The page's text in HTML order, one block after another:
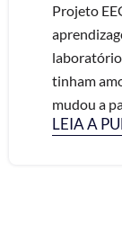
Projeto
tinham
mudou a
LEIA A